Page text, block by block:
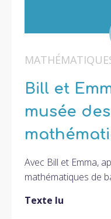
Bill et
musée des
Avec Bill et Emma,
mathématiques de
Texte lu